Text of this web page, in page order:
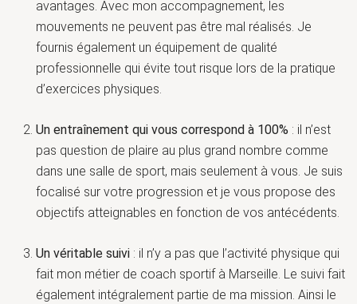
avantages. Avec mon accompagnement, les
mouvements ne peuvent pas être mal réalisés. Je
fournis également un équipement de qualité
professionnelle qui évite tout risque lors de la pratique
d’exercices physiques.
Un entraînement qui vous correspond à 100% : il n’est
pas question de plaire au plus grand nombre comme
dans une salle de sport, mais seulement à vous. Je suis
focalisé sur votre progression et je vous propose des
objectifs atteignables en fonction de vos antécédents.
Un véritable suivi : il n’y a pas que l’activité physique qui
fait mon métier de coach sportif à Marseille. Le suivi fait
également intégralement partie de ma mission. Ainsi le